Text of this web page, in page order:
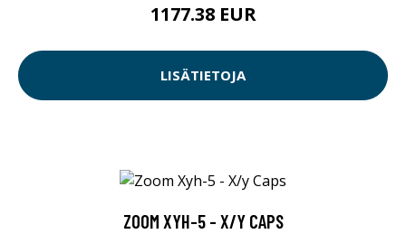
1177.38 EUR
LISÄTIETOJA
ZOOM XYH-5 - X/Y CAPS